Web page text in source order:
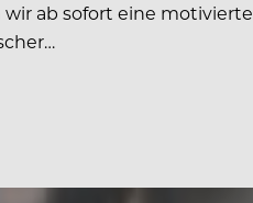
ab sofort eine motivierte